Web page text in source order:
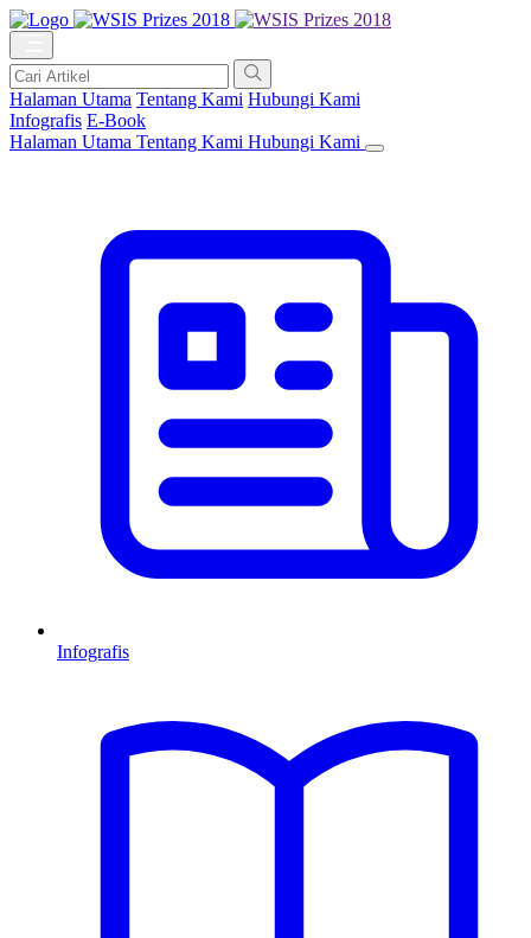
Halaman Utama Tentang Kami Hubungi Kami
Infografis E-Book
Halaman Utama Tentang Kami Hubungi Kami
Infografis